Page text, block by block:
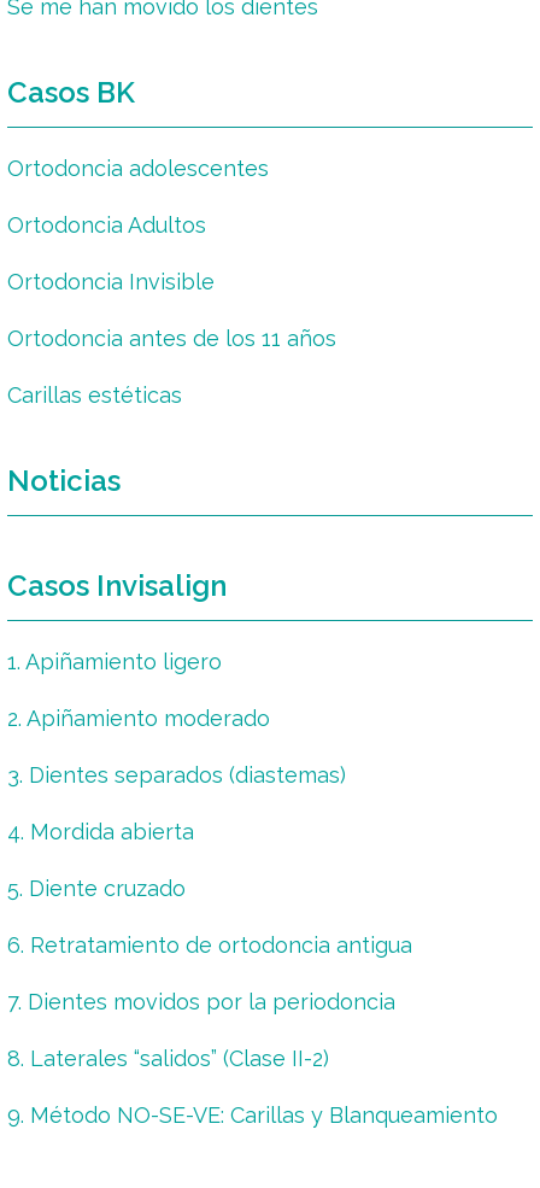
Se me han movido los dientes
Casos BK
Ortodoncia adolescentes
Ortodoncia Adultos
Ortodoncia Invisible
Ortodoncia antes de los 11 años
Carillas estéticas
Noticias
Casos Invisalign
1. Apiñamiento ligero
2. Apiñamiento moderado
3. Dientes separados (diastemas)
4. Mordida abierta
5. Diente cruzado
6. Retratamiento de ortodoncia antigua
7. Dientes movidos por la periodoncia
8. Laterales “salidos” (Clase II-2)
9. Método NO-SE-VE: Carillas y Blanqueamiento